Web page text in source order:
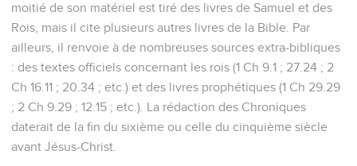
moitié de son matériel est tiré des livres de Samuel et des
Rois, mais il cite plusieurs autres livres de la Bible. Par
ailleurs, il renvoie à de nombreuses sources extra-bibliques
: des textes officiels concernant les rois (1 Ch 9.1 ; 27.24 ; 2
Ch 16.11 ; 20.34 ; etc.) et des livres prophétiques (1 Ch 29.29
; 2 Ch 9.29 ; 12.15 ; etc.). La rédaction des Chroniques
daterait de la fin du sixième ou celle du cinquième siècle
avant Jésus-Christ.